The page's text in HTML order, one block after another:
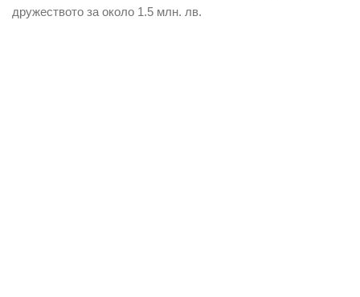
дружеството за около 1.5 млн. лв.